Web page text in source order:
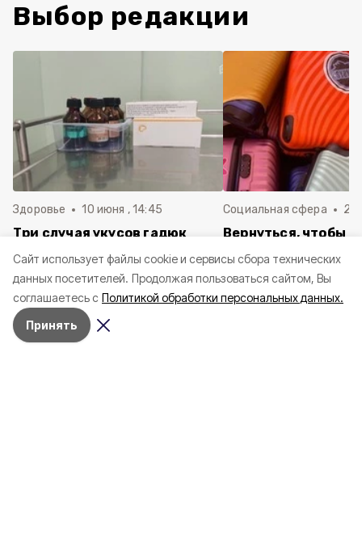
Cайт использует файлы cookie и сервисы сбора технических
данных посетителей. Продолжая пользоваться сайтом, Вы
соглашаетесь с Политикой обработки персональных данных.
Принять
Выбор редакции
Здоровье 10 июня , 14:45
Три случая укусов гадюк
Белгородской области с
начала года
Социальная сфера 20
Вернуться, чтобы
в Белгородскую
пять лет